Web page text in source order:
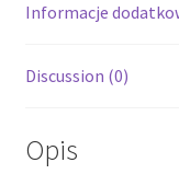
Informacje
Discussion (0)
Opis